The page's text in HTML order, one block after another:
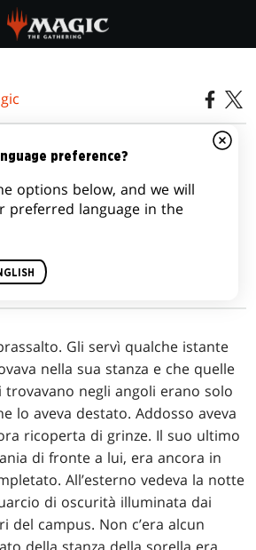
IL MOMENTO
Gli servì qualche istante
nella sua stanza e che quelle
trovavano negli angoli erano solo
lo aveva destato. Addosso aveva
ricoperta di grinze. Il suo ultimo
di fronte a lui, era ancora in
All’esterno vedeva la notte
di oscurità illuminata dai
del campus. Non c’era alcun
preference?
options below, and we will
preferred language in the